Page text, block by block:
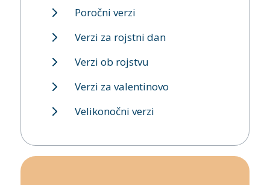
Poročni verzi
Verzi za rojstni dan
Verzi ob rojstvu
Verzi za valentinovo
Velikonočni verzi